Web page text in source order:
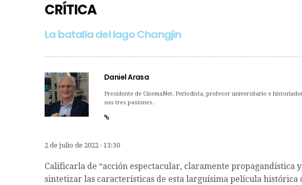
CRÍTICA
La batalla del lago Changjin
Daniel Arasa
Presidente de CinemaNet. Periodista, profesor universitario e
sus tres pasiones.
2 de julio de 2022 - 13:30
Calificarla de “acción espectacular, claramente propagandística
sintetizar las características de esta larguísima película histórica